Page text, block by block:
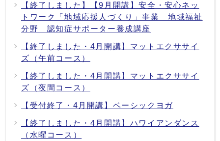
【終了しました】【9月開講】安全・安心ネッ
トワーク「地域応援人づくり」事業 地域福祉
分野 認知症サポーター養成講座
【終了しました・4月開講】マットエクササイ
ズ（午前コース）
【終了しました・4月開講】マットエクササイ
ズ（夜間コース）
【受付終了・4月開講】ベーシックヨガ
【終了しました・4月開講】ハワイアンダンス
（水曜コース）